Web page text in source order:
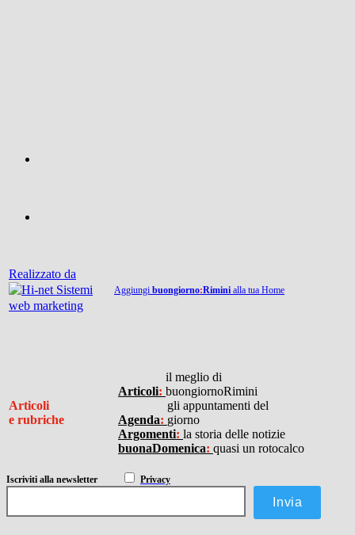
Realizzato da
Aggiungi buongiorno:Rimini alla tua Home
Articoli
e rubriche
Articoli:
il meglio di
buongiornoRimini
Agenda:
gli appuntamenti del
giorno
Argomenti: la storia delle notizie
buonaDomenica: quasi un rotocalco
Iscriviti alla newsletter Privacy